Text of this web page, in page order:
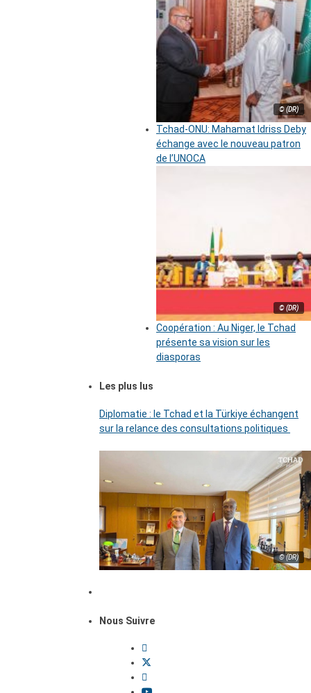
© (DR)
Tchad-ONU: Mahamat Idriss Deby
échange avec le nouveau patron
de l’UNOCA
© (DR)
Coopération : Au Niger, le Tchad
présente sa vision sur les
diasporas
Les plus lus
Diplomatie : le Tchad et la Türkiye échangent
sur la relance des consultations politiques
© (DR)
Nous Suivre